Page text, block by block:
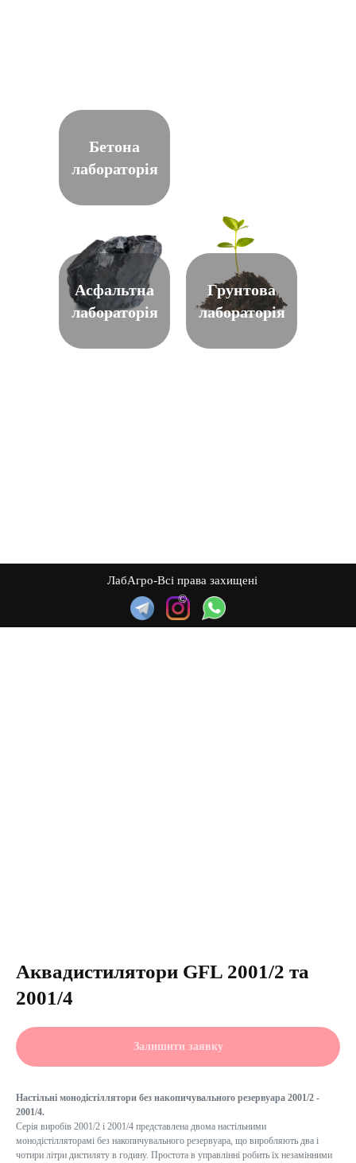
Бетона
лабораторія
Асфальтна
лабораторія
Грунтова
лабораторія
ЛабАгро-Всі права захищені
©
Аквадистилятори GFL 2001/2 та
2001/4
Залишити заявку
Настільні монодістіллятори без накопичувального резервуара 2001/2 -
2001/4.
Серія виробів 2001/2 і 2001/4 представлена двома настільними
монодістілляторамі без накопичувального резервуара, що виробляють два і
чотири літри дистиляту в годину. Простота в управлінні робить їх незамінними